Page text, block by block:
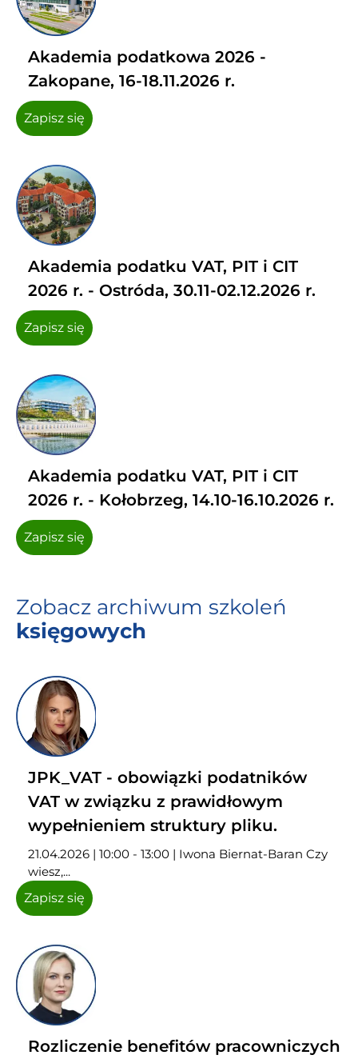
Akademia podatkowa 2026 -
Zakopane, 16-18.11.2026 r.
Zapisz się
Akademia podatku VAT, PIT i CIT
2026 r. - Ostróda, 30.11-02.12.2026 r.
Zapisz się
Akademia podatku VAT, PIT i CIT
2026 r. - Kołobrzeg, 14.10-16.10.2026 r.
Zapisz się
Zobacz archiwum szkoleń
księgowych
JPK_VAT - obowiązki podatników
VAT w związku z prawidłowym
wypełnieniem struktury pliku.
21.04.2026 | 10:00 - 13:00 | Iwona Biernat-Baran Czy
wiesz,...
Zapisz się
Rozliczenie benefitów pracowniczych